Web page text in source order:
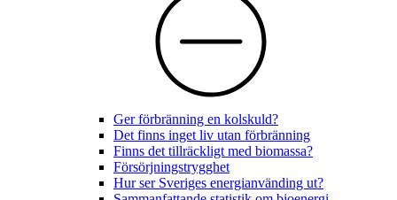
Ger förbränning en kolskuld?
Det finns inget liv utan förbränning
Finns det tillräckligt med biomassa?
Försörjningstrygghet
Hur ser Sveriges energianvänding ut?